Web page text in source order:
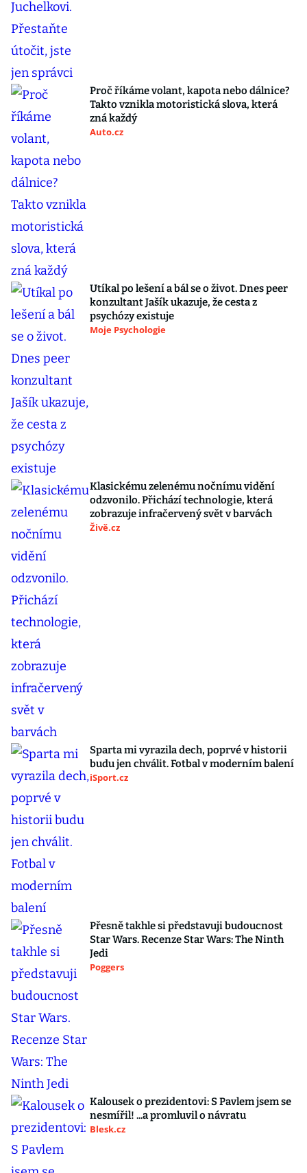
Proč říkáme volant, kapota nebo dálnice?
Takto vznikla motoristická slova, která
zná každý
Auto.cz
Utíkal po lešení a bál se o život. Dnes peer
konzultant Jašík ukazuje, že cesta z
psychózy existuje
Moje Psychologie
Klasickému zelenému nočnímu vidění
odzvonilo. Přichází technologie, která
zobrazuje infračervený svět v barvách
Živě.cz
Sparta mi vyrazila dech, poprvé v historii
budu jen chválit. Fotbal v moderním balení
iSport.cz
Přesně takhle si představuji budoucnost
Star Wars. Recenze Star Wars: The Ninth
Jedi
Poggers
Kalousek o prezidentovi: S Pavlem jsem se
nesmířil! ...a promluvil o návratu
Blesk.cz